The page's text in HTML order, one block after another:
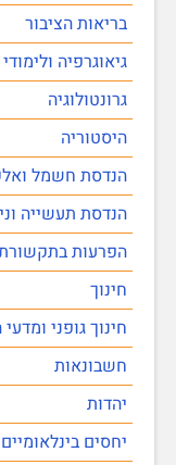
בריאות הציבור
גיאוגרפיה
גרונטולוגיה
היסטוריה
הנדסת חשמל
הנדסת תעשייה
הפרעות
חינוך
חינוך גופני
חשבונאות
יהדות
יחסים בינלאומיים